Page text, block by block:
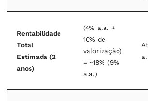
Rentabilidade
Total
Estimada (2
anos)
(4% a.a. +
10% de
valorização)
= ~18% (9%
a.a.)